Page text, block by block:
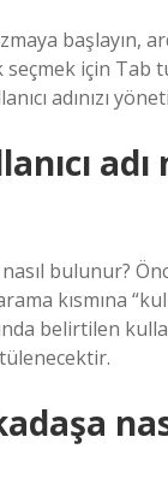
başlayın,
seçmek için Tab
adınızı
adı
nasıl bulunur?
kısmına
belirtilen